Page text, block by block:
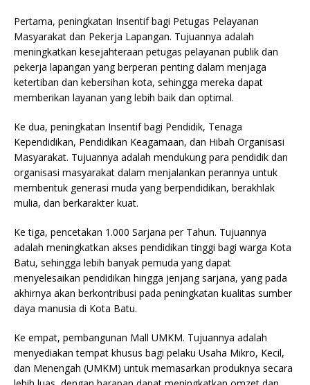
Pertama, peningkatan Insentif bagi Petugas Pelayanan
Masyarakat dan Pekerja Lapangan. Tujuannya adalah
meningkatkan kesejahteraan petugas pelayanan publik dan
pekerja lapangan yang berperan penting dalam menjaga
ketertiban dan kebersihan kota, sehingga mereka dapat
memberikan layanan yang lebih baik dan optimal.
Ke dua, peningkatan Insentif bagi Pendidik, Tenaga
Kependidikan, Pendidikan Keagamaan, dan Hibah Organisasi
Masyarakat. Tujuannya adalah mendukung para pendidik dan
organisasi masyarakat dalam menjalankan perannya untuk
membentuk generasi muda yang berpendidikan, berakhlak
mulia, dan berkarakter kuat.
Ke tiga, pencetakan 1.000 Sarjana per Tahun. Tujuannya
adalah meningkatkan akses pendidikan tinggi bagi warga Kota
Batu, sehingga lebih banyak pemuda yang dapat
menyelesaikan pendidikan hingga jenjang sarjana, yang pada
akhirnya akan berkontribusi pada peningkatan kualitas sumber
daya manusia di Kota Batu.
Ke empat, pembangunan Mall UMKM. Tujuannya adalah
menyediakan tempat khusus bagi pelaku Usaha Mikro, Kecil,
dan Menengah (UMKM) untuk memasarkan produknya secara